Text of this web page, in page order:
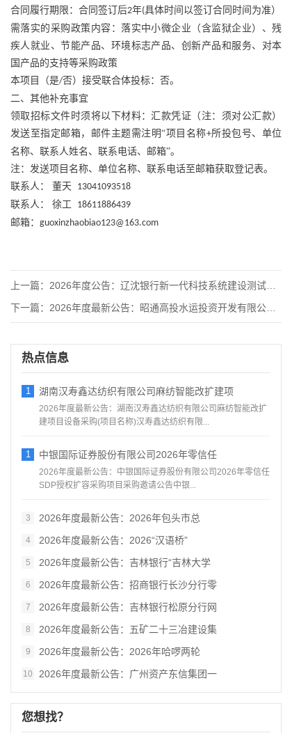
合同履行期限：合同签订后2年(具体时间以签订合同时间为准）
需落实的采购政策内容：落实中小微企业（含监狱企业）、残
疾人就业、节能产品、环境标志产品、创新产品和服务、对本
国产品的支持等采购政策
本项目（是/否）接受联合体投标：否。
二、其他补充事宜
领取招标文件时须将以下材料：汇款凭证（注：须对公汇款）
发送至指定邮箱，邮件主题需注明“项目名称+所投包号、单位
名称、联系人姓名、联系电话、邮箱”。
注：发送项目名称、单位名称、联系电话至邮箱获取登记表。
联系人：
董天 13041093518
联系人：
徐工
18611886439
邮箱： guoxinzhaobiao123@163.com
上一篇： 2026年度公告：辽沈银行新一代科技系统建设测试项目交流供应
下一篇： 2026年度最新公告：昭通高投水运投资开发有限公司2026-
热点信息
1 湖南汉寿鑫达纺织有限公司麻纺智能改扩建项
2026年度最新公告：湖南汉寿鑫达纺织有限公司麻纺智能改扩
建项目设备采购(项目名称)汉寿鑫达纺织有限...
1 中银国际证券股份有限公司2026年零信任
2026年度最新公告：中银国际证券股份有限公司2026年零信任
SDP授权扩容采购项目采购邀请公告中银...
3 2026年度最新公告：2026年包头市总
4 2026年度最新公告：2026“汉语桥”
5 2026年度最新公告：吉林银行“吉林大学
6 2026年度最新公告：招商银行长沙分行零
7 2026年度最新公告：吉林银行松原分行网
8 2026年度最新公告：五矿二十三冶建设集
9 2026年度最新公告：2026年哈啰两轮
10 2026年度最新公告：广州资产东信集团一
您想找？